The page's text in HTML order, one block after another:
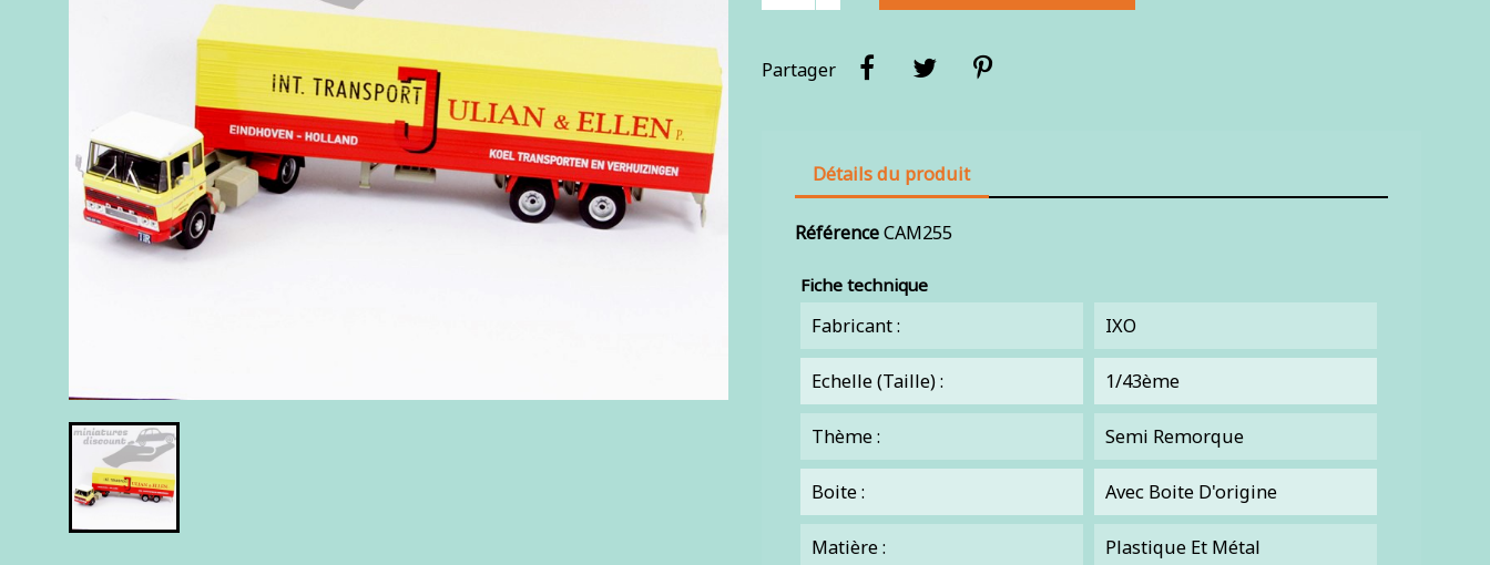
Partager
Détails du produit
RéférenceCAM255
Fiche technique
Fabricant : IXO
Echelle (Taille) : 1/43ème
Thème : Semi Remorque
Boite : Avec Boite D'origine
Matière : Plastique Et Métal